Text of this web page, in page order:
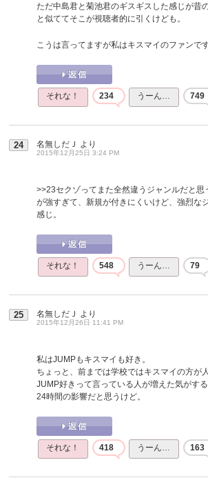
ただ中島君と菊池君のギスギスした感じが昔
と似ててそこが視聴者的に引くけども。
こうは言ってますが私はキスマイのファンで
それな！ 234 うーん… 749
24 名無しだＪ より
2015年12月25日 3:24 PM
>>23セクゾってまた全然違うジャンルだと
が強すぎて、新規が付きにくいけど、強烈な
感じ。
それな！ 548 うーん… 79
25 名無しだＪ より
2015年12月26日 11:41 PM
私はJUMPもキスマイも好き。
ちょっと、前までは学校ではキスマイの方が
JUMP好きって言っている人が増えた気がする
24時間の影響だと思うけど。
それな！ 418 うーん… 163